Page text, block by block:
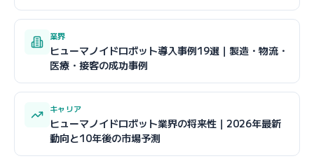
業界
ヒューマノイドロボット導入事例19選｜製造・物流・
医療・接客の成功事例
キャリア
ヒューマノイドロボット業界の将来性｜2026年最新
動向と10年後の市場予測